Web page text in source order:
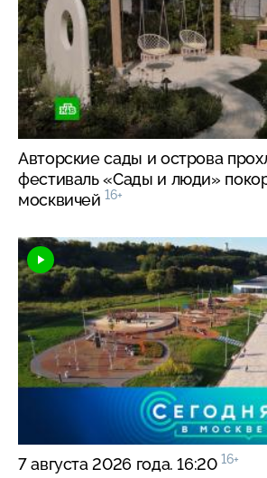
Авторские сады и острова
фестиваль «Сады и люди»
москвичей 16+
7 августа 2026 года. 16:20 16+